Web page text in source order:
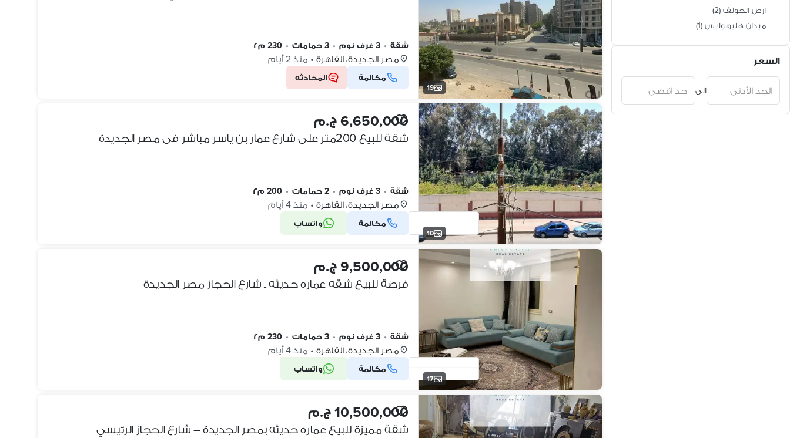
ارض الجولف (
2
)
ميدان هليوبوليس (
1
)
السعر
الى 19
شقة • 3 غرف نوم • 3 حمامات • 230 م٢
مصر الجديدة، القاهرة • منذ 2 أيام
مكالمة المحادثه
10
6,650,000 ج.م
شقة للبيع 200متر على شارع عمار بن ياسر مباشر فى مصر الجديدة
شقة • 3 غرف نوم • 2 حمامات • 200 م٢
مصر الجديدة، القاهرة • منذ 4 أيام
مكالمة واتساب
17
9,500,000 ج.م
فرصة للبيع شقه عماره حديثه ـ شارع الحجاز مصر الجديدة
شقة • 3 غرف نوم • 3 حمامات • 230 م٢
مصر الجديدة، القاهرة • منذ 4 أيام
مكالمة واتساب
10,500,000 ج.م
شقة مميزة للبيع عماره حديثه بمصر الجديدة – شارع الحجاز الرئيسي